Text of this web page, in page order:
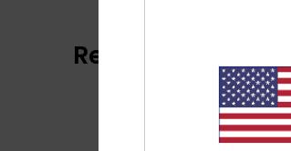
Reviews van